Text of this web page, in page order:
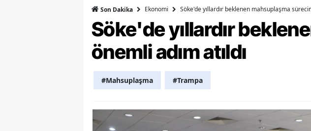
Sinop
Sivas
Trabzon
Son Dakika Ekonomi Söke'de yıllardır beklenen mahsuplaşma
Söke'de yıllardır
önemli adım atıldı
#Mahsuplaşma #Trampa